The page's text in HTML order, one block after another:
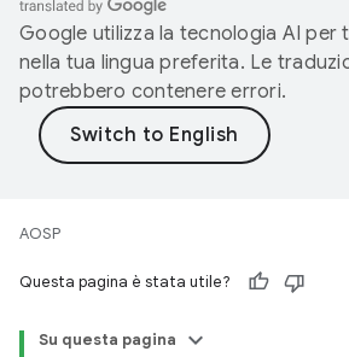
Google utilizza la tecnologia AI per
nella tua lingua preferita. Le
potrebbero contenere errori.
AOSP
Questa pagina è stata utile?
Su questa pagina